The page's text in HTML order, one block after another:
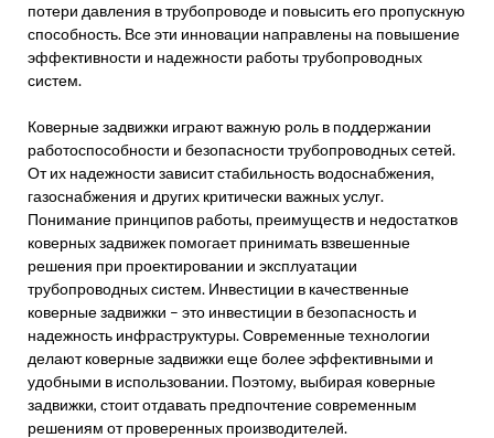
потери давления в трубопроводе и повысить его пропускную
способность. Все эти инновации направлены на повышение
эффективности и надежности работы трубопроводных
систем.
Коверные задвижки играют важную роль в поддержании
работоспособности и безопасности трубопроводных сетей.
От их надежности зависит стабильность водоснабжения,
газоснабжения и других критически важных услуг.
Понимание принципов работы, преимуществ и недостатков
коверных задвижек помогает принимать взвешенные
решения при проектировании и эксплуатации
трубопроводных систем. Инвестиции в качественные
коверные задвижки – это инвестиции в безопасность и
надежность инфраструктуры. Современные технологии
делают коверные задвижки еще более эффективными и
удобными в использовании. Поэтому, выбирая коверные
задвижки, стоит отдавать предпочтение современным
решениям от проверенных производителей.